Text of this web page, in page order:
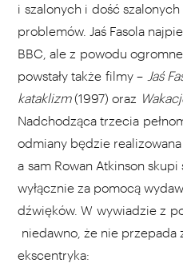
i szalonych i dość
problemów. Jaś Fasola
BBC, ale z powodu
powstały także filmy – Jaś
kataklizm (1997) oraz
Nadchodząca trzecia
odmiany będzie
a sam Rowan Atkinson skupi
wyłącznie za pomocą
dźwięków. W wywiadzie z
niedawno, że nie przepada
ekscentryka: